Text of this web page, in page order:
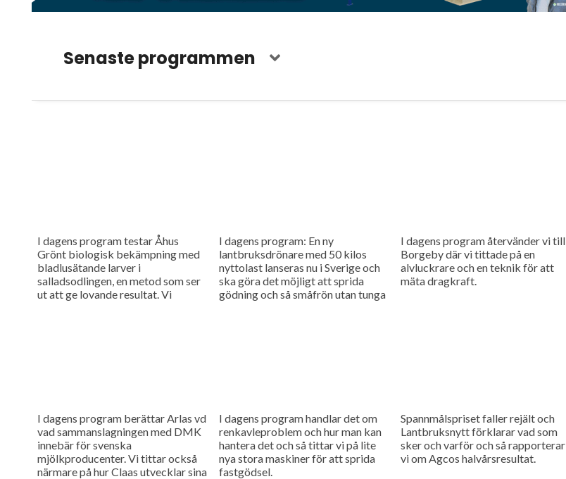
Senaste programmen
I dagens program testar Åhus
Grönt biologisk bekämpning med
bladlusätande larver i
salladsodlingen, en metod som ser
ut att ge lovande resultat. Vi
I dagens program: En ny
lantbruksdrönare med 50 kilos
nyttolast lanseras nu i Sverige och
ska göra det möjligt att sprida
gödning och så småfrön utan tunga
I dagens program återvänder vi till
Borgeby där vi tittade på en
alvluckrare och en teknik för att
mäta dragkraft.
I dagens program berättar Arlas vd
vad sammanslagningen med DMK
innebär för svenska
mjölkproducenter. Vi tittar också
närmare på hur Claas utvecklar sina
I dagens program handlar det om
renkavleproblem och hur man kan
hantera det och så tittar vi på lite
nya stora maskiner för att sprida
fastgödsel.
Spannmålspriset faller rejält och
Lantbruksnytt förklarar vad som
sker och varför och så rapporterar
vi om Agcos halvårsresultat.